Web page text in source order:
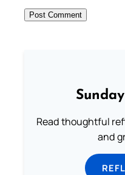
Read thoughtful
and